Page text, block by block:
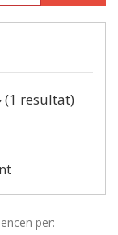
(1 resultat)
per: